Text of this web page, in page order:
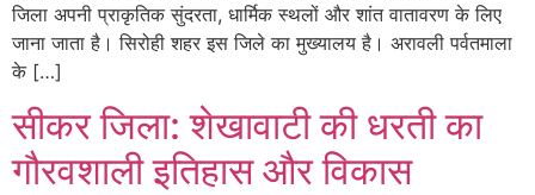
जिला अपनी प्राकृतिक सुंदरता, धार्मिक स्थलों और शांत वातावरण के लिए
जाना जाता है। सिरोही शहर इस जिले का मुख्यालय है। अरावली पर्वतमाला
के […]
सीकर जिला: शेखावाटी की धरती का
गौरवशाली इतिहास और विकास